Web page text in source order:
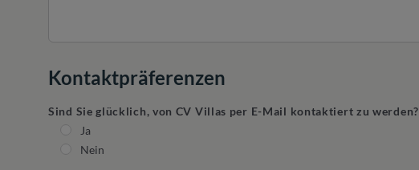
Kontaktpräferenzen
Sind Sie glücklich, von CV Villas per E-Mail kontaktiert zu werden?
Ja
Nein